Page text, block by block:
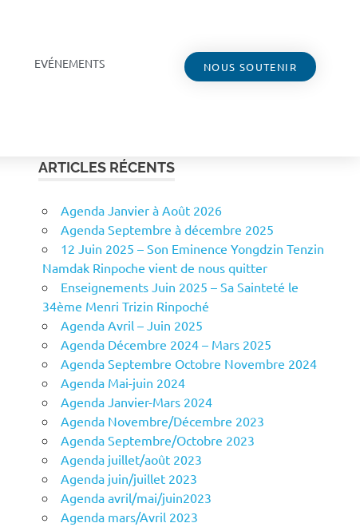
EVÉNEMENTS NOUS SOUTENIR
ARTICLES RÉCENTS
Agenda Janvier à Août 2026
Agenda Septembre à décembre 2025
12 Juin 2025 – Son Eminence Yongdzin Tenzin
Namdak Rinpoche vient de nous quitter
Enseignements Juin 2025 – Sa Sainteté le
34ème Menri Trizin Rinpoché
Agenda Avril – Juin 2025
Agenda Décembre 2024 – Mars 2025
Agenda Septembre Octobre Novembre 2024
Agenda Mai-juin 2024
Agenda Janvier-Mars 2024
Agenda Novembre/Décembre 2023
Agenda Septembre/Octobre 2023
Agenda juillet/août 2023
Agenda juin/juillet 2023
Agenda avril/mai/juin2023
Agenda mars/Avril 2023